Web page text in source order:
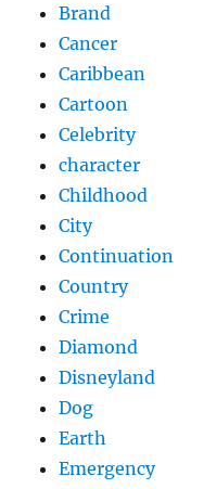
Brand
Cancer
Caribbean
Cartoon
Celebrity
character
Childhood
City
Continuation
Country
Crime
Diamond
Disneyland
Dog
Earth
Emergency